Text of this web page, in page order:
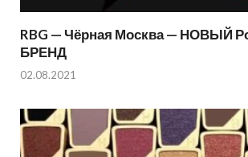
RBG — Чёрная Москва — НОВЫЙ
БРЕНД
02.08.2021